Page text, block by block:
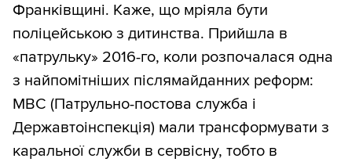
Франківщині. Каже, що мріяла бути
поліцейською з дитинства. Прийшла в
«патрульку» 2016-го, коли розпочалася одна
з найпомітніших післямайданних реформ:
МВС (Патрульно-постова служба і
Державтоінспекція) мали трансформувати з
каральної служби в сервісну, тобто в